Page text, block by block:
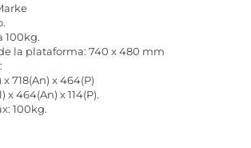
100kg.
la plataforma: 740 x 480 mm
718(An) x 464(P)
x 464(An) x 114(P).
100kg.